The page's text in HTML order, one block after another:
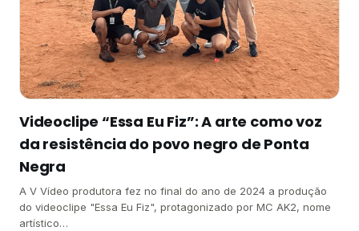
Videoclipe “Essa Eu Fiz”: A arte como voz
da resistência do povo negro de Ponta
Negra
A V Vídeo produtora fez no final do ano de 2024 a produção
do videoclipe "Essa Eu Fiz", protagonizado por MC AK2, nome
artístico…